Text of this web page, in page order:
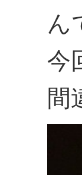
ん
今
間